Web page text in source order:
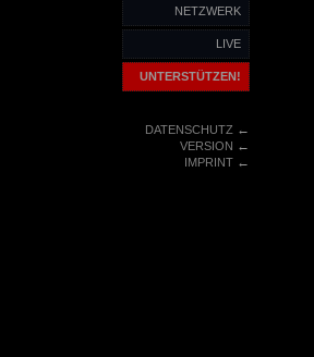
NETZWERK
LIVE
UNTERSTÜTZEN!
DATENSCHUTZ←
VERSION ←
IMPRINT←